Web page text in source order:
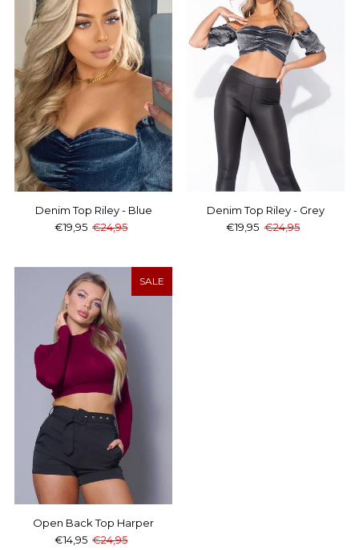
Denim Top Riley - Blue
€19,95 €24,95
Denim Top Riley - Grey
€19,95 €24,95
SALE
Open Back Top Harper
€14,95 €24,95